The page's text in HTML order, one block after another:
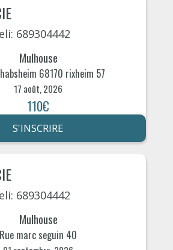
689304442
Mulhouse
68170 rixheim 57
17 août, 2026
110€
S'INSCRIRE
689304442
Mulhouse
Rue marc seguin 40